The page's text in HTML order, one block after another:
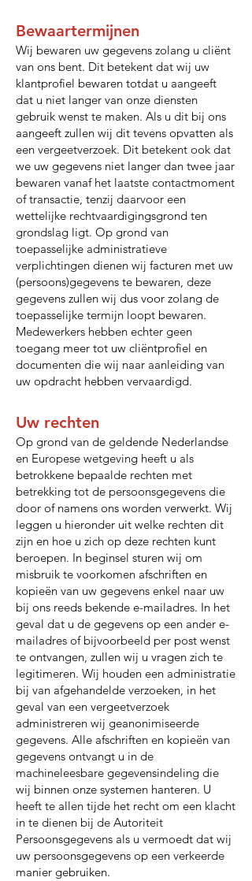
Bewaartermijnen
Wij bewaren uw gegevens zolang u cliënt
van ons bent. Dit betekent dat wij uw
klantprofiel bewaren totdat u aangeeft
dat u niet langer van onze diensten
gebruik wenst te maken. Als u dit bij ons
aangeeft zullen wij dit tevens opvatten als
een vergeetverzoek. Dit betekent ook dat
we uw gegevens niet langer dan twee jaar
bewaren vanaf het laatste contactmoment
of transactie, tenzij daarvoor een
wettelijke rechtvaardigingsgrond ten
grondslag ligt. Op grond van
toepasselijke administratieve
verplichtingen dienen wij facturen met uw
(persoons)gegevens te bewaren, deze
gegevens zullen wij dus voor zolang de
toepasselijke termijn loopt bewaren.
Medewerkers hebben echter geen
toegang meer tot uw cliëntprofiel en
documenten die wij naar aanleiding van
uw opdracht hebben vervaardigd.
Uw rechten
Op grond van de geldende Nederlandse
en Europese wetgeving heeft u als
betrokkene bepaalde rechten met
betrekking tot de persoonsgegevens die
door of namens ons worden verwerkt. Wij
leggen u hieronder uit welke rechten dit
zijn en hoe u zich op deze rechten kunt
beroepen. In beginsel sturen wij om
misbruik te voorkomen afschriften en
kopieën van uw gegevens enkel naar uw
bij ons reeds bekende e-mailadres. In het
geval dat u de gegevens op een ander e-
mailadres of bijvoorbeeld per post wenst
te ontvangen, zullen wij u vragen zich te
legitimeren. Wij houden een administratie
bij van afgehandelde verzoeken, in het
geval van een vergeetverzoek
administreren wij geanonimiseerde
gegevens. Alle afschriften en kopieën van
gegevens ontvangt u in de
machineleesbare gegevensindeling die
wij binnen onze systemen hanteren. U
heeft te allen tijde het recht om een klacht
in te dienen bij de Autoriteit
Persoonsgegevens als u vermoedt dat wij
uw persoonsgegevens op een verkeerde
manier gebruiken.